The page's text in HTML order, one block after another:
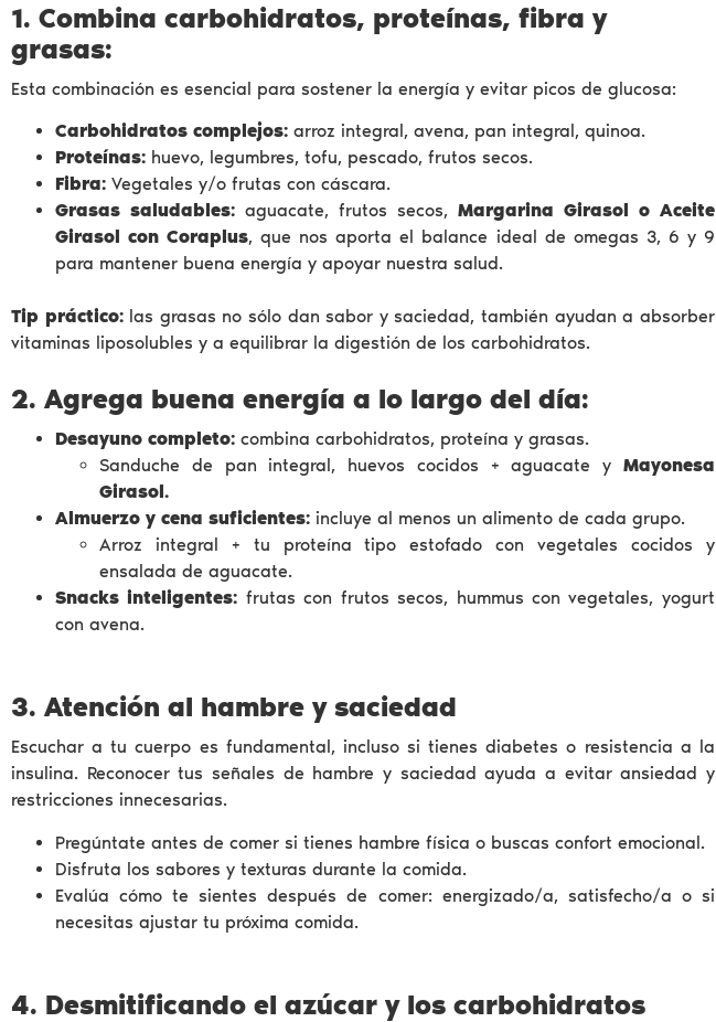
1. Combina carbohidratos, proteínas, fibra y
grasas:
Esta combinación es esencial para sostener la energía y evitar picos de glucosa:
Carbohidratos complejos: arroz integral, avena, pan integral, quinoa.
Proteínas: huevo, legumbres, tofu, pescado, frutos secos.
Fibra: Vegetales y/o frutas con cáscara.
Grasas saludables:aguacate, frutos secos, Margarina Girasol o Aceite
Girasol con Coraplus, que nos aporta el balance ideal de omegas 3, 6 y 9
para mantener buena energía y apoyar nuestra salud.
Tip práctico:las grasas no sólo dan sabor y saciedad, también ayudan a absorber
vitaminas liposolubles y a equilibrar la digestión de los carbohidratos.
2. Agrega buena energía a lo largo del día:
Desayuno completo: combina carbohidratos, proteína y grasas.
Sanduche de pan integral, huevos cocidos + aguacate y Mayonesa
Girasol.
Almuerzo y cena suficientes: incluye al menos un alimento de cada grupo.
Arroz integral + tu proteína tipo estofado con vegetales cocidos y
ensalada de aguacate.
Snacks inteligentes: frutas con frutos secos, hummus con vegetales, yogurt
con avena.
3. Atención al hambre y saciedad
Escuchar a tu cuerpo es fundamental, incluso si tienes diabetes o resistencia a la
insulina. Reconocer tus señales de hambre y saciedad ayuda a evitar ansiedad y
restricciones innecesarias.
Pregúntate antes de comer si tienes hambre física o buscas confort emocional.
Disfruta los sabores y texturas durante la comida.
Evalúa cómo te sientes después de comer: energizado/a, satisfecho/a o si
necesitas ajustar tu próxima comida.
4. Desmitificando el azúcar y los carbohidratos